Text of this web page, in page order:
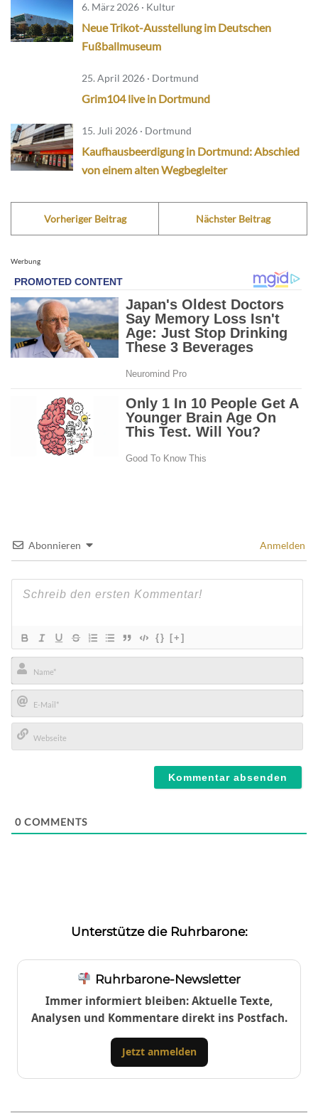
6. März 2026 · Kultur
Neue Trikot-Ausstellung im Deutschen
Fußballmuseum
25. April 2026 · Dortmund
Grim104 live in Dortmund
15. Juli 2026 · Dortmund
Kaufhausbeerdigung in Dortmund: Abschied
von einem alten Wegbegleiter
Vorheriger Beitrag Nächster Beitrag
Werbung
Abonnieren Anmelden
{} [+]
Name*
E-
Mail*
0 COMMENTS
Unterstütze die Ruhrbarone:
Ruhrbarone-Newsletter
Immer informiert bleiben: Aktuelle Texte,
Analysen und Kommentare direkt ins Postfach.
Jetzt anmelden